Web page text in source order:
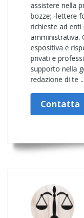
assistere nella
bozze; -lettere
richieste ad enti
amministrativa.
espositiva e
privati e
supporto nella
redazione di te ..
Contatta